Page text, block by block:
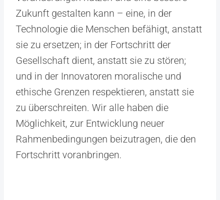
Zukunft gestalten kann – eine, in der
Technologie die Menschen befähigt, anstatt
sie zu ersetzen; in der Fortschritt der
Gesellschaft dient, anstatt sie zu stören;
und in der Innovatoren moralische und
ethische Grenzen respektieren, anstatt sie
zu überschreiten. Wir alle haben die
Möglichkeit, zur Entwicklung neuer
Rahmenbedingungen beizutragen, die den
Fortschritt voranbringen.